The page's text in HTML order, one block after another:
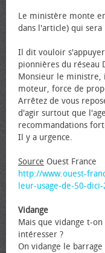
Le ministère monte
dans l'article) qui
Il dit vouloir
pionnières du réseau
Monsieur le ministre,
moteur, force de
Arrêtez de vous
d'agir surtout que
recommandations
Il y a urgence.
Source Ouest France
http://www.ouest-
leur-usage-de-50-
Vidange
Mais que vidange t-
intéresser ?
On vidange le